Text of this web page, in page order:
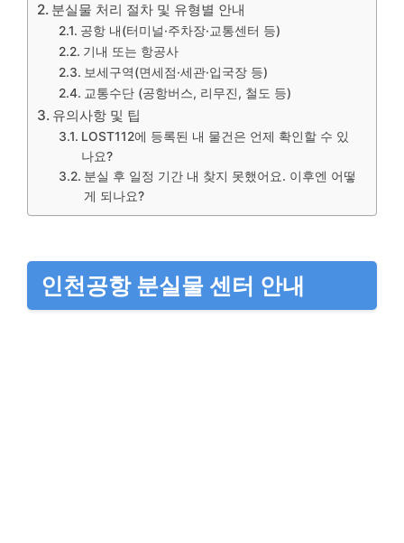
분실물 처리 절차 및 유형별 안내
공항 내(터미널·주차장·교통센터 등)
기내 또는 항공사
보세구역(면세점·세관·입국장 등)
교통수단 (공항버스, 리무진, 철도 등)
유의사항 및 팁
LOST112에 등록된 내 물건은 언제 확인할 수 있
나요?
분실 후 일정 기간 내 찾지 못했어요. 이후엔 어떻
게 되나요?
인천공항 분실물 센터 안내